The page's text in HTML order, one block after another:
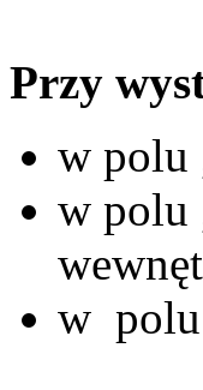
Przy
w polu
w polu
w polu